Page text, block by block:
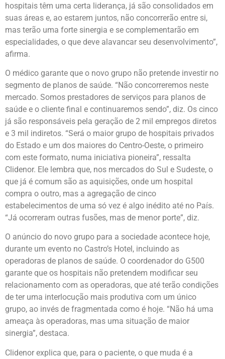
hospitais têm uma certa liderança, já são consolidados em
suas áreas e, ao estarem juntos, não concorrerão entre si,
mas terão uma forte sinergia e se complementarão em
especialidades, o que deve alavancar seu desenvolvimento”,
afirma.
O médico garante que o novo grupo não pretende investir no
segmento de planos de saúde. “Não concorreremos neste
mercado. Somos prestadores de serviços para planos de
saúde e o cliente final e continuaremos sendo”, diz. Os cinco
já são responsáveis pela geração de 2 mil empregos diretos
e 3 mil indiretos. “Será o maior grupo de hospitais privados
do Estado e um dos maiores do Centro-Oeste, o primeiro
com este formato, numa iniciativa pioneira”, ressalta
Clidenor. Ele lembra que, nos mercados do Sul e Sudeste, o
que já é comum são as aquisições, onde um hospital
compra o outro, mas a agregação de cinco
estabelecimentos de uma só vez é algo inédito até no País.
“Já ocorreram outras fusões, mas de menor porte”, diz.
O anúncio do novo grupo para a sociedade acontece hoje,
durante um evento no Castro’s Hotel, incluindo as
operadoras de planos de saúde. O coordenador do G500
garante que os hospitais não pretendem modificar seu
relacionamento com as operadoras, que até terão condições
de ter uma interlocução mais produtiva com um único
grupo, ao invés de fragmentada como é hoje. “Não há uma
ameaça às operadoras, mas uma situação de maior
sinergia”, destaca.
Clidenor explica que, para o paciente, o que muda é a